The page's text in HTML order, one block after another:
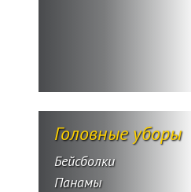
Головные уборы
Бейсболки
Панамы